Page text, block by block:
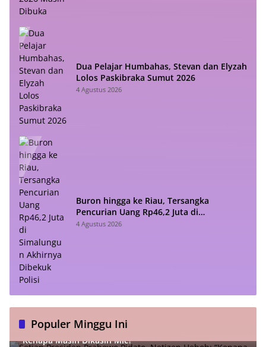
Dua Pelajar Humbahas, Stevan dan Elyzah
Lolos Paskibraka Sumut 2026
4 Agustus 2026
Buron hingga ke Riau, Tersangka
Pencurian Uang Rp46,2 Juta di
Simalungun Akhirnya Dibekuk Polisi
4 Agustus 2026
Populer Minggu Ini
Setiap Presiden Prabowo Pidato, Netizen Heboh:
“Kenapa Masih Dikasih Mic?”